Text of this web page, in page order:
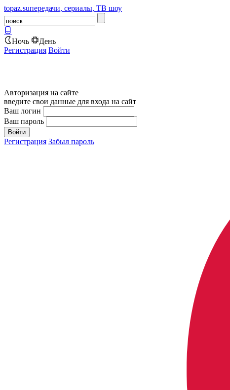
topaz.suпередачи, сериалы, ТВ шоу
Ночь
День
Регистрация Войти
Авторизация на сайте
введите свои данные для входа на сайт
Ваш логин
Ваш пароль
Регистрация Забыл пароль